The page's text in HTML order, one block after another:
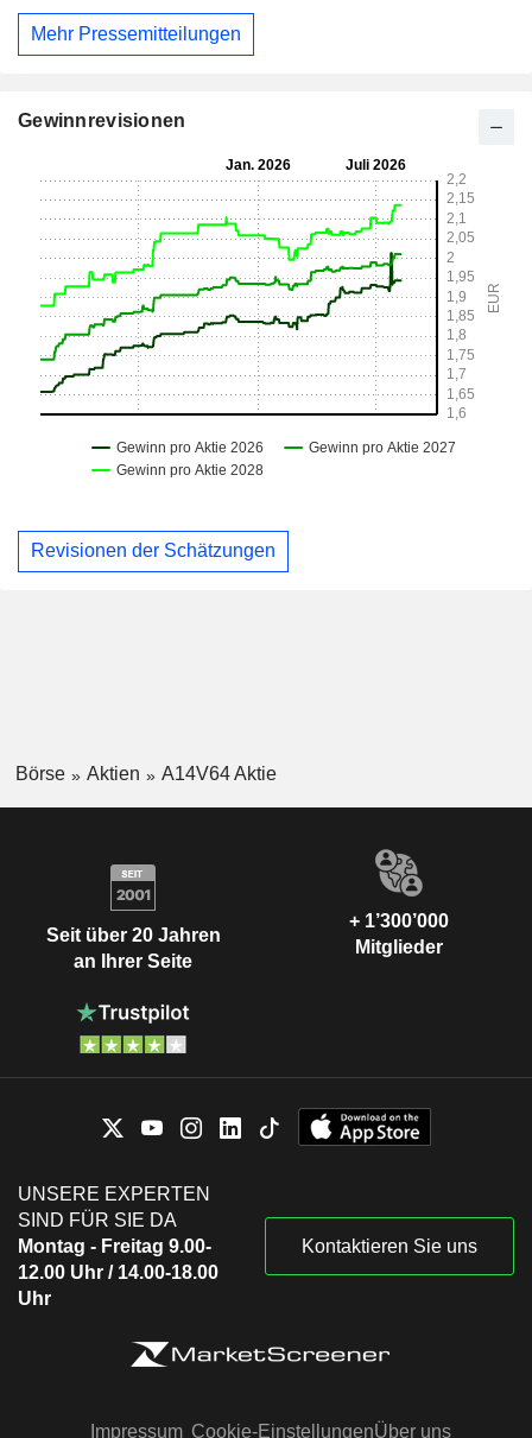
Mehr Pressemitteilungen
Gewinnrevisionen
Revisionen der Schätzungen
Börse Aktien A14V64 Aktie
Seit über 20 Jahren
an Ihrer Seite
+ 1’300’000
Mitglieder
UNSERE EXPERTEN
SIND FÜR SIE DA
Montag - Freitag 9.00-
12.00 Uhr / 14.00-18.00
Uhr
Kontaktieren Sie uns
Impressum Cookie-EinstellungenÜber uns